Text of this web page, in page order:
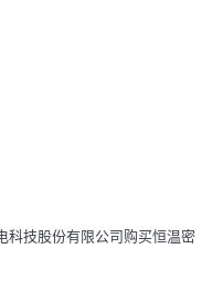
科技股份有限公司购买恒温密